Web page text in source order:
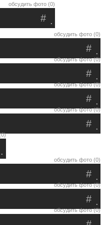
обсудить фото (0)
.
#
обсудить фото (0)
.
#
обсудить фото (0)
.
#
обсудить фото (0)
.
#
обсудить фото (0)
.
#
.
обсудить фото (0)
.
#
обсудить фото (0)
.
#
обсудить фото (0)